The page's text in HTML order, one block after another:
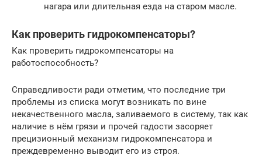
нагара или длительная езда на старом масле.
Как проверить гидрокомпенсаторы?
Как проверить гидрокомпенсаторы на
работоспособность?
Справедливости ради отметим, что последние три
проблемы из списка могут возникать по вине
некачественного масла, заливаемого в систему, так как
наличие в нём грязи и прочей гадости засоряет
прецизионный механизм гидрокомпенсатора и
преждевременно выводит его из строя.